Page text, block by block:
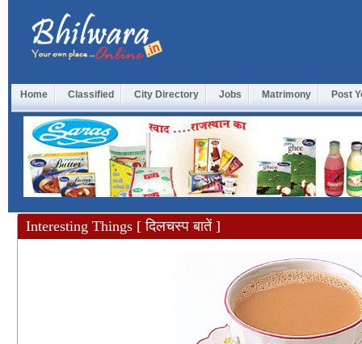
Home Classified City Directory Jobs Matrimony Post
Interesting Things [ दिलचस्प बातें ]